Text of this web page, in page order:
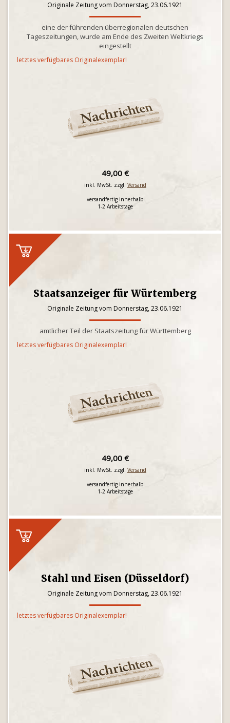
Originale Zeitung vom Donnerstag, 23.06.1921
eine der führenden überregionalen deutschen
Tageszeitungen, wurde am Ende des Zweiten Weltkriegs
eingestellt
letztes verfügbares Originalexemplar!
49,00 €
inkl. MwSt. zzgl. Versand
versandfertig innerhalb
1-2 Arbeitstage
Staatsanzeiger für Würtemberg
Originale Zeitung vom Donnerstag, 23.06.1921
amtlicher Teil der Staatszeitung für Württemberg
letztes verfügbares Originalexemplar!
49,00 €
inkl. MwSt. zzgl. Versand
versandfertig innerhalb
1-2 Arbeitstage
Stahl und Eisen (Düsseldorf)
Originale Zeitung vom Donnerstag, 23.06.1921
letztes verfügbares Originalexemplar!